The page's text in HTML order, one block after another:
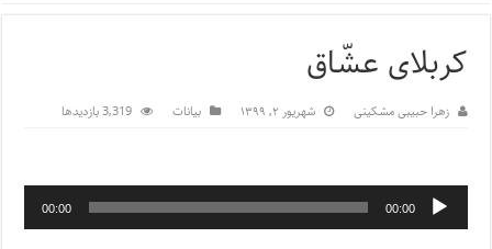
کربلای عشّاق
زهرا حبیبی مشکینی شهریور ۲, ۱۳۹۹ بیانات 3,319 بازدیدها
00:00
00:00